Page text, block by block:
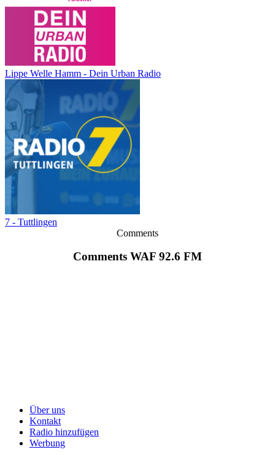
Lippe Welle Hamm - Dein Urban Radio
7 - Tuttlingen
Comments
Comments WAF 92.6 FM
Über uns
Kontakt
Radio hinzufügen
Werbung